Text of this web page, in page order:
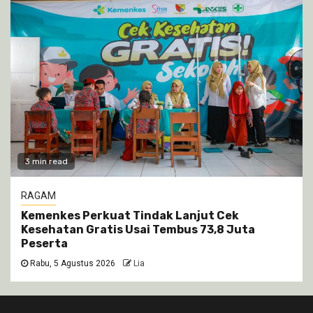
3 min read
RAGAM
Kemenkes Perkuat Tindak Lanjut Cek
Kesehatan Gratis Usai Tembus 73,8 Juta
Peserta
Rabu, 5 Agustus 2026 Lia